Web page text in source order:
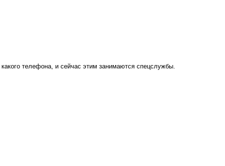
телефона, и сейчас этим занимаются спецслужбы.